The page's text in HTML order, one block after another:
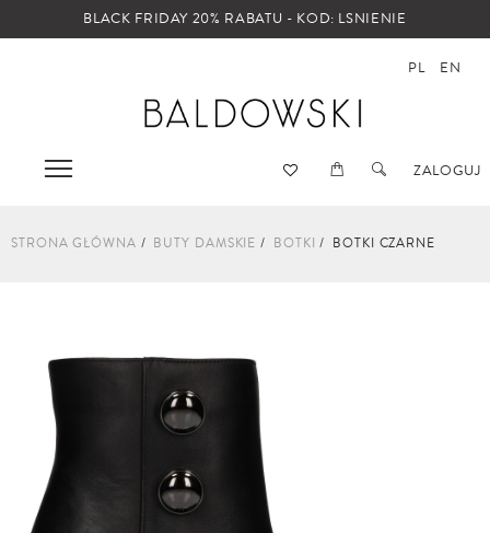
BLACK FRIDAY 20% RABATU - KOD: LSNIENIE
ZALOGUJ
PL EN
STRONA GŁÓWNA BUTY DAMSKIE BOTKI BOTKI CZARNE